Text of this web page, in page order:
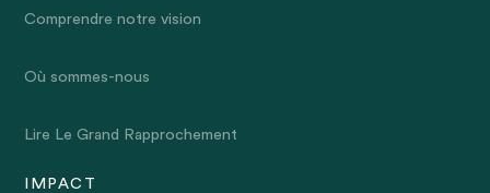
Comprendre notre vision
Où sommes-nous
Lire Le Grand Rapprochement
IMPACT